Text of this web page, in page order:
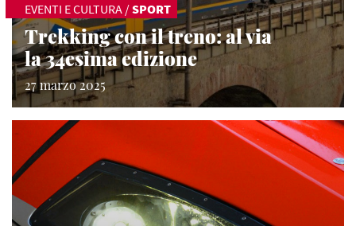
EVENTI E CULTURA /SPORT
Trekking con il treno: al via
la 34esima edizione
27 marzo 2025